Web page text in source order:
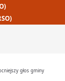
głos gminy